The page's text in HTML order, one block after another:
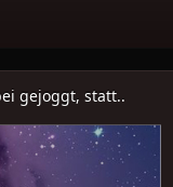
gejoggt, statt..